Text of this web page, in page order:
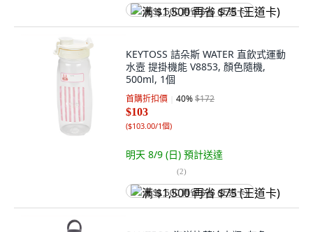
满 $1,500 再省 $75 (王道卡)
KEYTOSS 詰朵斯 WATER 直飲式運動
水壼 提掛機能 V8853, 顏色隨機,
500ml, 1個
首購折扣價 40%$172
$103
($103.00/1個)
明天 8/9 (日) 預計送達
(2)
满 $1,500 再省 $75 (王道卡)